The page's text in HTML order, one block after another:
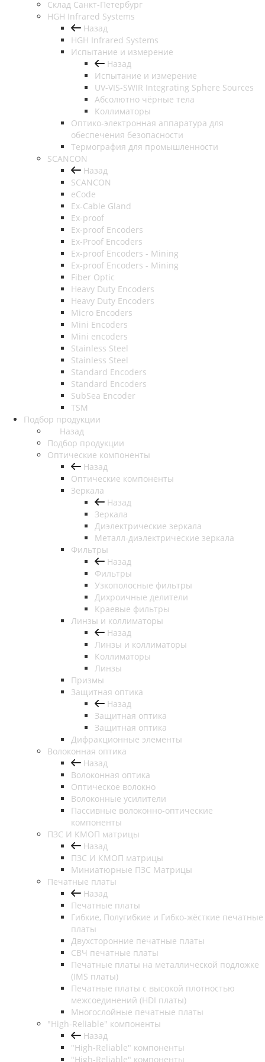
Cклад Санкт-Петербург
HGH Infrared Systems
Назад
HGH Infrared Systems
Испытание и измерение
Назад
Испытание и измерение
UV-VIS-SWIR Integrating Sphere Sources
Абсолютно чёрные тела
Коллиматоры
Оптико-электронная аппаратура для
обеспечения безопасности
Термография для промышленности
SCANCON
Назад
SCANCON
eCode
Ex-Cable Gland
Ex-proof
Ex-proof Encoders
Ex-Proof Encoders
Ex-proof Encoders - Mining
Ex-proof Encoders - Mining
Fiber Optic
Heavy Duty Encoders
Heavy Duty Encoders
Micro Encoders
Mini Encoders
Mini encoders
Stainless Steel
Stainless Steel
Standard Encoders
Standard Encoders
SubSea Encoder
TSM
Подбор продукции
Назад
Подбор продукции
Оптические компоненты
Назад
Оптические компоненты
Зеркала
Назад
Зеркала
Диэлектрические зеркала
Металл-диэлектрические зеркала
Фильтры
Назад
Фильтры
Узкополосные фильтры
Дихроичные делители
Краевые фильтры
Линзы и коллиматоры
Назад
Линзы и коллиматоры
Коллиматоры
Линзы
Призмы
Защитная оптика
Назад
Защитная оптика
Защитная оптика
Дифракционные элементы
Волоконная оптика
Назад
Волоконная оптика
Оптическое волокно
Волоконные усилители
Пассивные волоконно-оптические
компоненты
ПЗС И КМОП матрицы
Назад
ПЗС И КМОП матрицы
Миниатюрные ПЗС Матрицы
Печатные платы
Назад
Печатные платы
Гибкие, Полугибкие и Гибко-жёсткие печатные
платы
Двухсторонние печатные платы
СВЧ печатные платы
Печатные платы на металлической подложке
(IMS платы)
Печатные платы с высокой плотностью
межсоединений (HDI платы)
Многослойные печатные платы
"High-Reliable" компоненты
Назад
"High-Reliable" компоненты
"High-Reliable" компоненты